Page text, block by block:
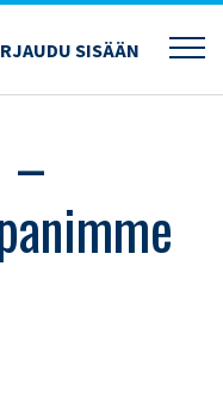
SISÄÄN
YHTEISTYÖKUMPPANIMME ISACA
–